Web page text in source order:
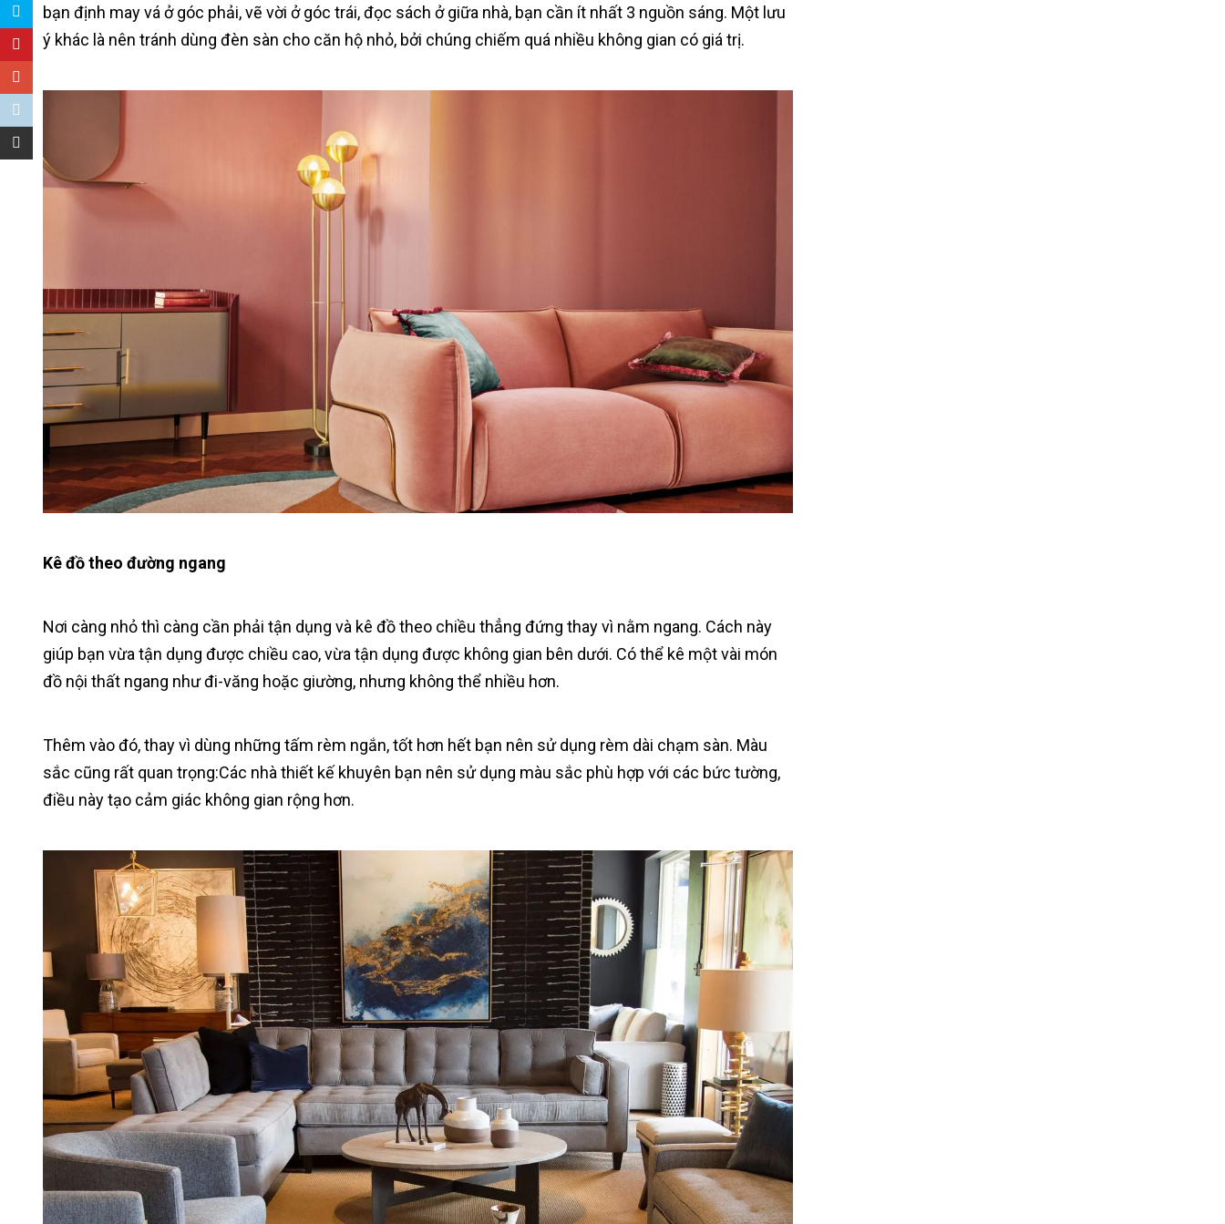
bạn định may vá ở góc phải, vẽ vời ở góc trái, đọc sách ở giữa nhà, bạn cần ít nhất 3 nguồn sáng. Một lưu
ý khác là nên tránh dùng đèn sàn cho căn hộ nhỏ, bởi chúng chiếm quá nhiều không gian có giá trị.
Kê đồ theo đường ngang
Nơi càng nhỏ thì càng cần phải tận dụng và kê đồ theo chiều thẳng đứng thay vì nằm ngang. Cách này
giúp bạn vừa tận dụng được chiều cao, vừa tận dụng được không gian bên dưới. Có thể kê một vài món
đồ nội thất ngang như đi-văng hoặc giường, nhưng không thể nhiều hơn.
Thêm vào đó, thay vì dùng những tấm rèm ngắn, tốt hơn hết bạn nên sử dụng rèm dài chạm sàn. Màu
sắc cũng rất quan trọng:Các nhà thiết kế khuyên bạn nên sử dụng màu sắc phù hợp với các bức tường,
điều này tạo cảm giác không gian rộng hơn.